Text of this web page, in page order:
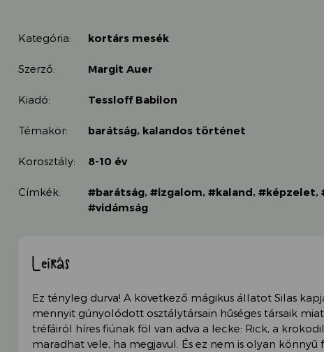
512 Ft.
Kategória: kortárs mesék
Szerző: Margit Auer
Kiadó: Tessloff Babilon
Témakör: barátság, kalandos történet
Korosztály: 8-10 év
Címkék: #barátság, #izgalom, #kaland, #képzelet,
#vidámság
Leírás
Ez tényleg durva! A következő mágikus állatot Silas
mennyit gúnyolódott osztálytársain hűséges társaik
tréfáiról híres fiúnak föl van adva a lecke: Rick, a
maradhat vele, ha megjavul. És ez nem is olyan könnyű